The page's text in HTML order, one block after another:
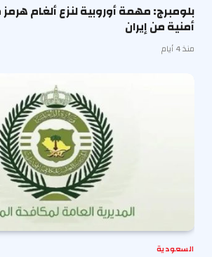
بلومبرج: مهمة أوروبية لنزع ألغام
أمنية من إيران
منذ 4 أيام
السعودية